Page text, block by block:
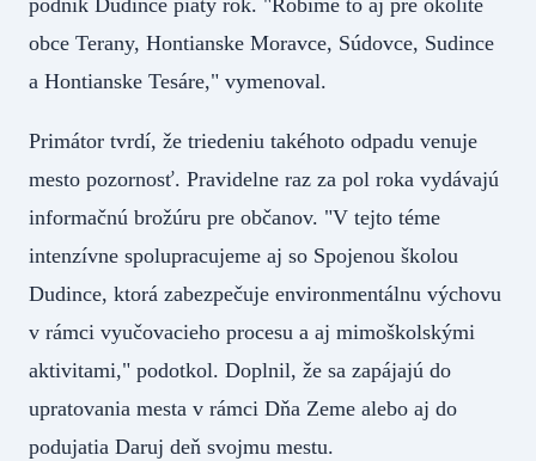
podnik Dudince piaty rok. "Robíme to aj pre okolité
obce Terany, Hontianske Moravce, Súdovce, Sudince
a Hontianske Tesáre," vymenoval.
Primátor tvrdí, že triedeniu takéhoto odpadu venuje
mesto pozornosť. Pravidelne raz za pol roka vydávajú
informačnú brožúru pre občanov. "V tejto téme
intenzívne spolupracujeme aj so Spojenou školou
Dudince, ktorá zabezpečuje environmentálnu výchovu
v rámci vyučovacieho procesu a aj mimoškolskými
aktivitami," podotkol. Doplnil, že sa zapájajú do
upratovania mesta v rámci Dňa Zeme alebo aj do
podujatia Daruj deň svojmu mestu.